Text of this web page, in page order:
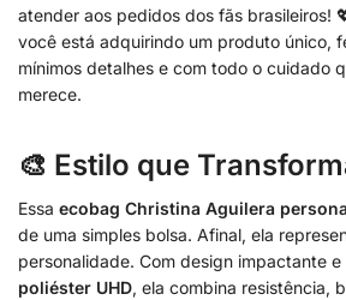
atender aos pedidos dos fãs brasileiros!
você está adquirindo um produto único,
mínimos detalhes e com todo o cuidado
merece.
🎨 Estilo que
Essa ecobag Christina Aguilera
de uma simples bolsa. Afinal, ela
personalidade. Com design impactante e
poliéster UHD, ela combina resistência,